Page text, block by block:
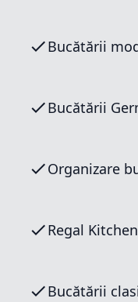
Bucătării
Bucătării
Organizare
Regal Kitchen
Bucătării